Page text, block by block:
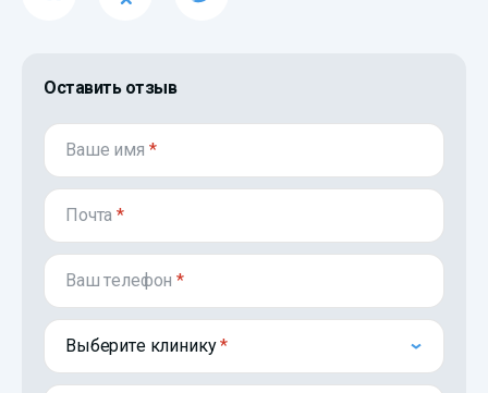
Оставить отзыв
Ваше имя *
Почта*
Ваш телефон*
Выберите клинику